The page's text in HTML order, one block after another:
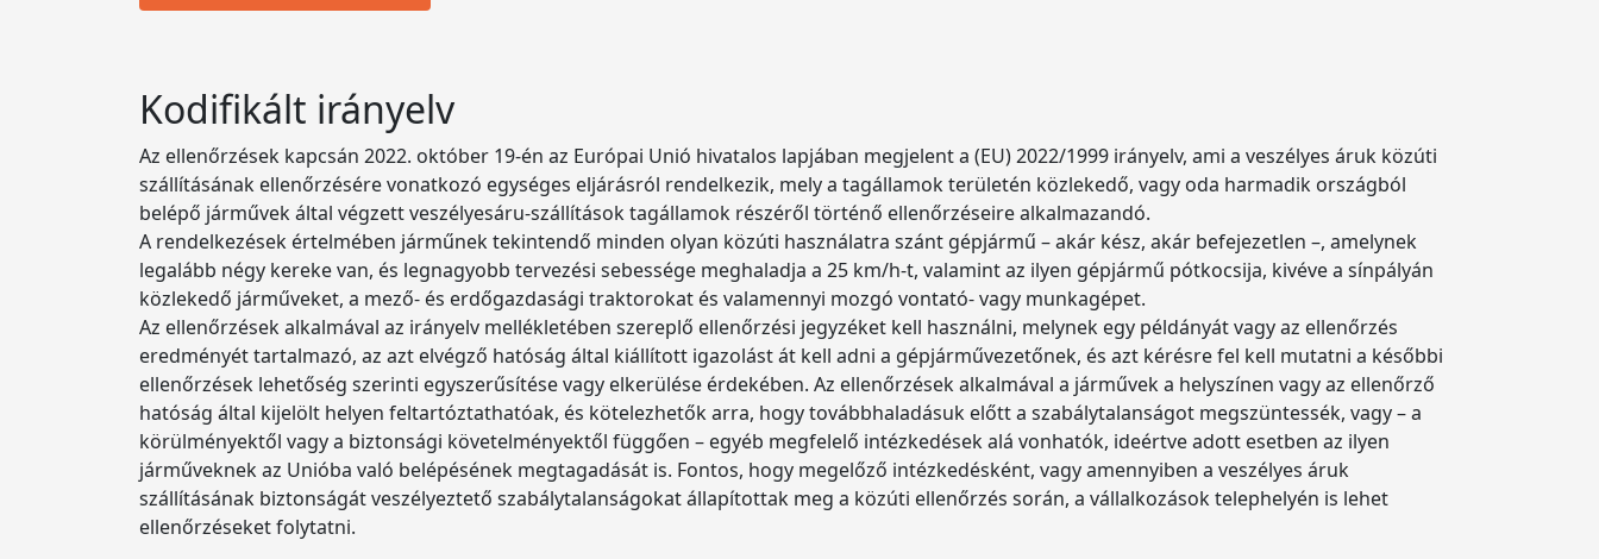
Kodifikált irányelv
Az ellenőrzések kapcsán 2022. október 19-én az Európai Unió hivatalos lapjában megjelent a (EU) 2022/1999 irányelv, ami a veszélyes áruk közúti
szállításának ellenőrzésére vonatkozó egységes eljárásról rendelkezik, mely a tagállamok területén közlekedő, vagy oda harmadik országból
belépő járművek által végzett veszélyesáru-szállítások tagállamok részéről történő ellenőrzéseire alkalmazandó.
A rendelkezések értelmében járműnek tekintendő minden olyan közúti használatra szánt gépjármű – akár kész, akár befejezetlen –, amelynek
legalább négy kereke van, és legnagyobb tervezési sebessége meghaladja a 25 km/h-t, valamint az ilyen gépjármű pótkocsija, kivéve a sínpályán
közlekedő járműveket, a mező- és erdőgazdasági traktorokat és valamennyi mozgó vontató- vagy munkagépet.
Az ellenőrzések alkalmával az irányelv mellékletében szereplő ellenőrzési jegyzéket kell használni, melynek egy példányát vagy az ellenőrzés
eredményét tartalmazó, az azt elvégző hatóság által kiállított igazolást át kell adni a gépjárművezetőnek, és azt kérésre fel kell mutatni a későbbi
ellenőrzések lehetőség szerinti egyszerűsítése vagy elkerülése érdekében. Az ellenőrzések alkalmával a járművek a helyszínen vagy az ellenőrző
hatóság által kijelölt helyen feltartóztathatóak, és kötelezhetők arra, hogy továbbhaladásuk előtt a szabálytalanságot megszüntessék, vagy – a
körülményektől vagy a biztonsági követelményektől függően – egyéb megfelelő intézkedések alá vonhatók, ideértve adott esetben az ilyen
járműveknek az Unióba való belépésének megtagadását is. Fontos, hogy megelőző intézkedésként, vagy amennyiben a veszélyes áruk
szállításának biztonságát veszélyeztető szabálytalanságokat állapítottak meg a közúti ellenőrzés során, a vállalkozások telephelyén is lehet
ellenőrzéseket folytatni.